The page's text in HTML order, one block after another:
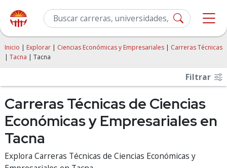
Inicio | Explorar | Ciencias Económicas y Empresariales | Carreras Técnicas
| Tacna | Tacna
Filtrar
Carreras Técnicas de Ciencias
Económicas y Empresariales en
Tacna
Explora Carreras Técnicas de Ciencias Económicas y